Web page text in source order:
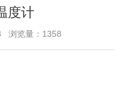
度计
浏览量：1358